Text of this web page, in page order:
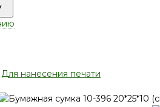
Для нанесения печати